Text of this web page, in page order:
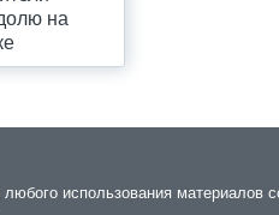
на
использования материалов